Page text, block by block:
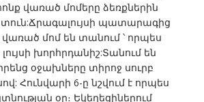
վառած մոմերը ձեռքներին
պատարագից
մոմ են տանում ՝ որպես
խորհրդանիշ:Տանում են
իրենց օջախները տիրոջ սուրբ
Հունվարի 6-ը նշվում է որպես
օր։ Եկեղեցիներում